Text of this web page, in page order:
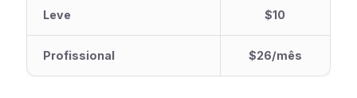
Leve $10
Profissional $26/mês